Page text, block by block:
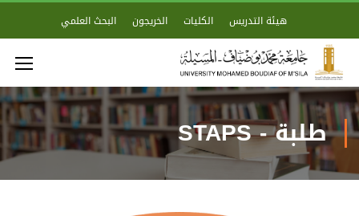
هيئة التدريس الكليات الخريجون البحث العلمي
طلبة - STAPS